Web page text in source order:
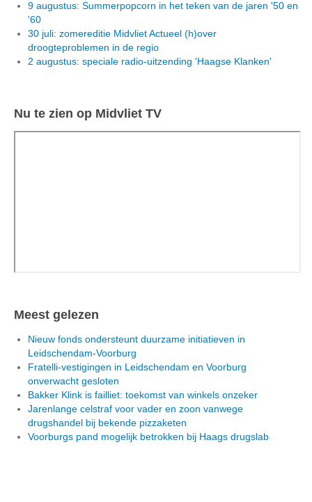
9 augustus: Summerpopcorn in het teken van de jaren '50 en
'60
30 juli: zomereditie Midvliet Actueel (h)over
droogteproblemen in de regio
2 augustus: speciale radio-uitzending 'Haagse Klanken'
Nu te zien op Midvliet TV
Meest gelezen
Nieuw fonds ondersteunt duurzame initiatieven in
Leidschendam-Voorburg
Fratelli-vestigingen in Leidschendam en Voorburg
onverwacht gesloten
Bakker Klink is failliet: toekomst van winkels onzeker
Jarenlange celstraf voor vader en zoon vanwege
drugshandel bij bekende pizzaketen
Voorburgs pand mogelijk betrokken bij Haags drugslab